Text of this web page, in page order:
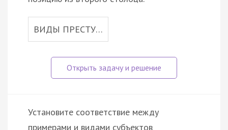
ВИДЫ ПРЕСТУ…
Установите соответствие между
примерами и видами субъектов